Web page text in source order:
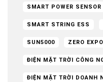
SMART POWER SENSOR
SMART STRING ESS
SUN5000 ZERO
ĐIỆN MẶT TRỜI CÔNG
ĐIỆN MẶT TRỜI DOANH